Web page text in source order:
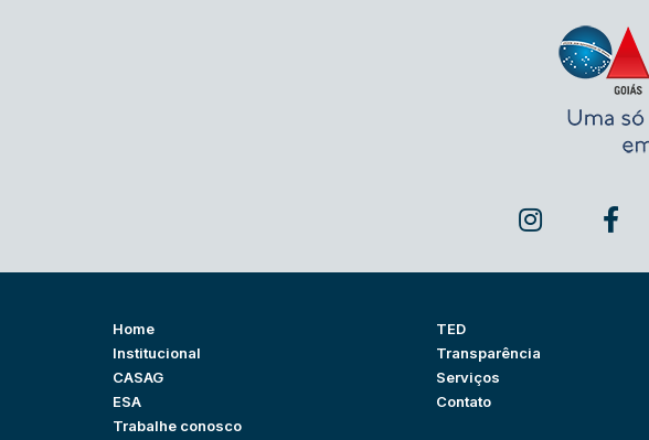
Home
Institucional
CASAG
ESA
Trabalhe conosco
TED
Transparência
Serviços
Contato